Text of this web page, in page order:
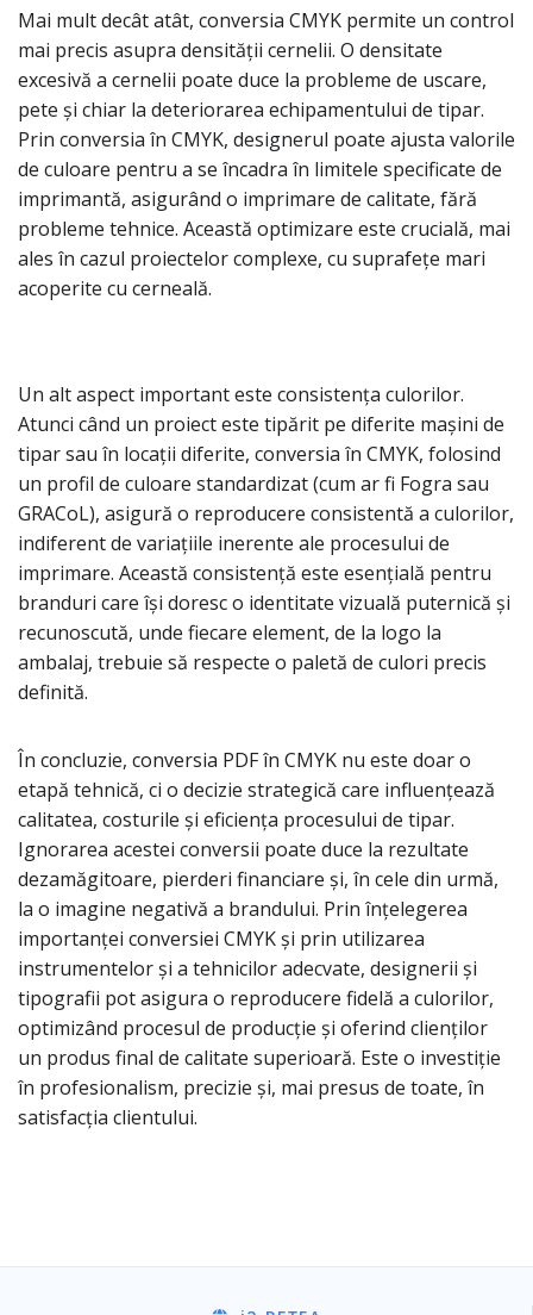
Mai mult decât atât, conversia CMYK permite un control
mai precis asupra densității cernelii. O densitate
excesivă a cernelii poate duce la probleme de uscare,
pete și chiar la deteriorarea echipamentului de tipar.
Prin conversia în CMYK, designerul poate ajusta valorile
de culoare pentru a se încadra în limitele specificate de
imprimantă, asigurând o imprimare de calitate, fără
probleme tehnice. Această optimizare este crucială, mai
ales în cazul proiectelor complexe, cu suprafețe mari
acoperite cu cerneală.
Un alt aspect important este consistența culorilor.
Atunci când un proiect este tipărit pe diferite mașini de
tipar sau în locații diferite, conversia în CMYK, folosind
un profil de culoare standardizat (cum ar fi Fogra sau
GRACoL), asigură o reproducere consistentă a culorilor,
indiferent de variațiile inerente ale procesului de
imprimare. Această consistență este esențială pentru
branduri care își doresc o identitate vizuală puternică și
recunoscută, unde fiecare element, de la logo la
ambalaj, trebuie să respecte o paletă de culori precis
definită.
În concluzie, conversia PDF în CMYK nu este doar o
etapă tehnică, ci o decizie strategică care influențează
calitatea, costurile și eficiența procesului de tipar.
Ignorarea acestei conversii poate duce la rezultate
dezamăgitoare, pierderi financiare și, în cele din urmă,
la o imagine negativă a brandului. Prin înțelegerea
importanței conversiei CMYK și prin utilizarea
instrumentelor și a tehnicilor adecvate, designerii și
tipografii pot asigura o reproducere fidelă a culorilor,
optimizând procesul de producție și oferind clienților
un produs final de calitate superioară. Este o investiție
în profesionalism, precizie și, mai presus de toate, în
satisfacția clientului.